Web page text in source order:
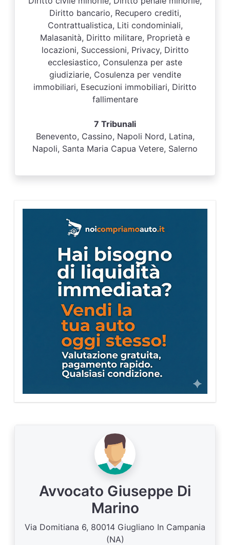
Diritto bancario, Recupero crediti,
Contrattualistica, Liti condominiali,
Malasanità, Diritto militare, Proprietà e
locazioni, Successioni, Privacy, Diritto
ecclesiastico, Consulenza per aste
giudiziarie, Cosulenza per vendite
immobiliari, Esecuzioni immobiliari, Diritto
fallimentare
7 Tribunali
Benevento, Cassino, Napoli Nord, Latina,
Napoli, Santa Maria Capua Vetere, Salerno
Avvocato Giuseppe Di
Marino
Via Domitiana 6, 80014 Giugliano In Campania
(NA)